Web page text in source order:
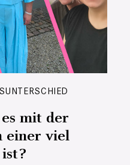
mit der
einer viel